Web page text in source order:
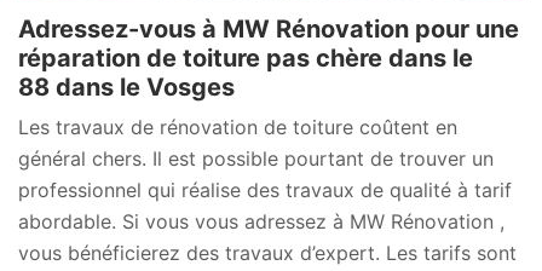
Adressez-vous à MW Rénovation pour une
réparation de toiture pas chère dans le
88 dans le Vosges
Les travaux de rénovation de toiture coûtent en
général chers. Il est possible pourtant de trouver un
professionnel qui réalise des travaux de qualité à tarif
abordable. Si vous vous adressez à MW Rénovation ,
vous bénéficierez des travaux d’expert. Les tarifs sont